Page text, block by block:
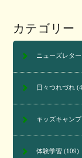
カテゴリー
ニューズレター
日々つれづれ
キッズキャンプ
体験学習 (109)